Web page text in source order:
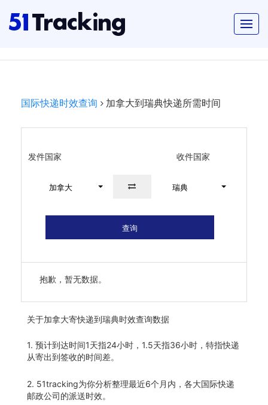
国际快递时效查询 加拿大到瑞典快递所需时间
发件国家 收件国家
加拿大 瑞典
查询
抱歉，暂无数据。
关于加拿大寄快递到瑞典时效查询数据
1. 预计到达时间1天指24小时，1.5天指36小时，特指快递
从寄出到签收的时间差。
2. 51tracking为你分析整理最近6个月内，各大国际快递
邮政公司的派送时效。